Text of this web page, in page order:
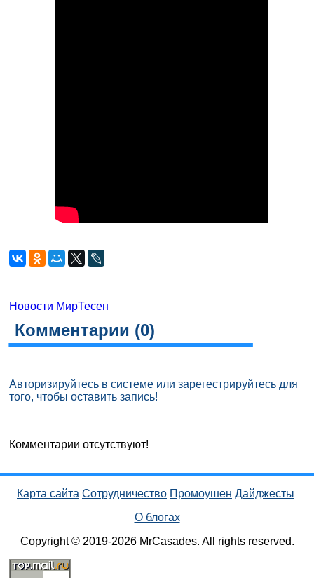
Новости МирТесен
Комментарии (0)
Авторизируйтесь в системе илизарегестрируйтесь для
того, чтобы оставить запись!
Комментарии отсутствуют!
Карта сайта Сотрудничество Промоушен Дайджесты
О блогах
Copyright © 2019-2026 MrCasades. All rights reserved.